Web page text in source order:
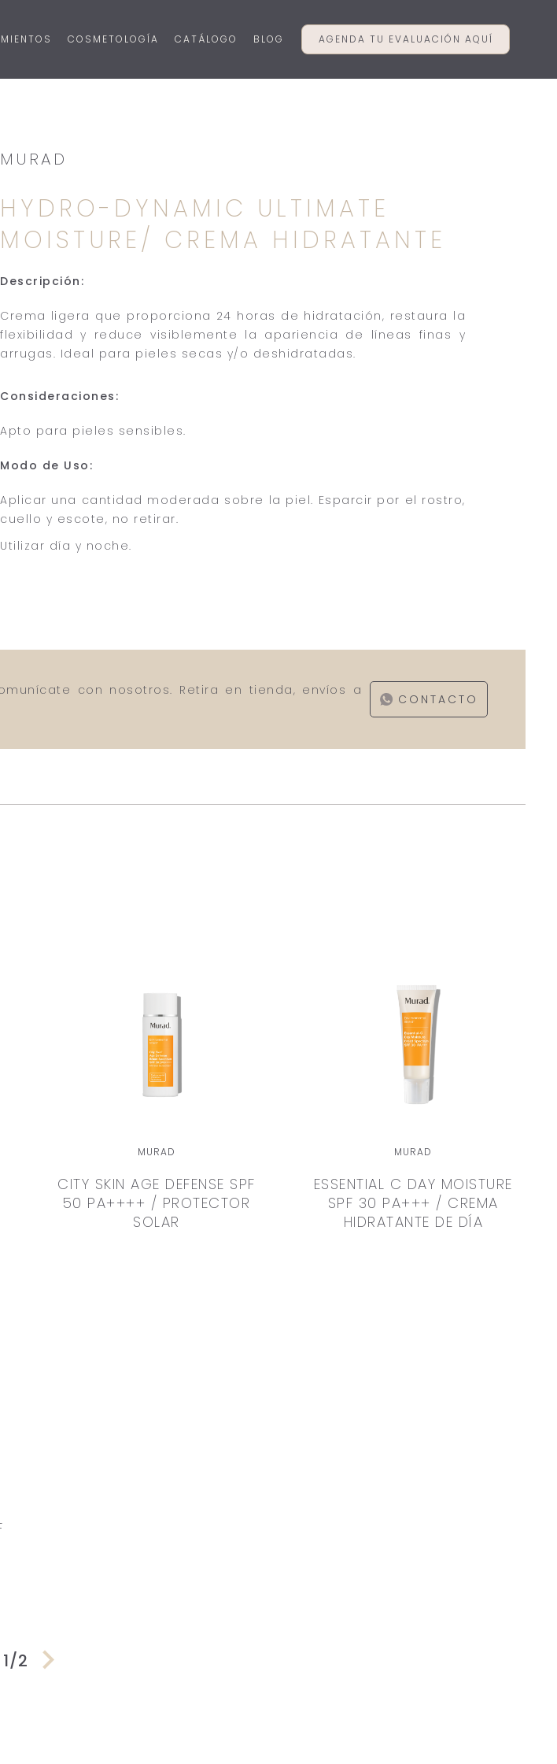
COSMETOLOGÍA CATÁLOGO BLOG AGENDA TU EVALUACIÓN AQUÍ
MURAD
HYDRO-DYNAMIC ULTIMATE
MOISTURE/ CREMA HIDRATANTE
Descripción:
Crema ligera que proporciona 24 horas de hidratación, restaura la
flexibilidad y reduce visiblemente la apariencia de líneas finas y
arrugas. Ideal para pieles secas y/o deshidratadas.
Consideraciones:
Apto para pieles sensibles.
Modo de Uso:
Aplicar una cantidad moderada sobre la piel. Esparcir por el rostro,
cuello y escote, no retirar.
Utilizar día y noche.
con nosotros. Retira en tienda, envíos a
CONTACTO
MURAD
CITY SKIN AGE DEFENSE SPF
50 PA++++ / PROTECTOR
SOLAR
MURAD
ESSENTIAL C DAY MOISTURE
SPF 30 PA+++ / CREMA
HIDRATANTE DE DÍA
1 / 2